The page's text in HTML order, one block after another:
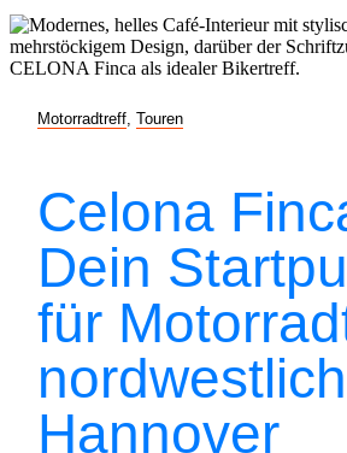
Motorradtreff Touren
Celona
Dein
für
Hannover